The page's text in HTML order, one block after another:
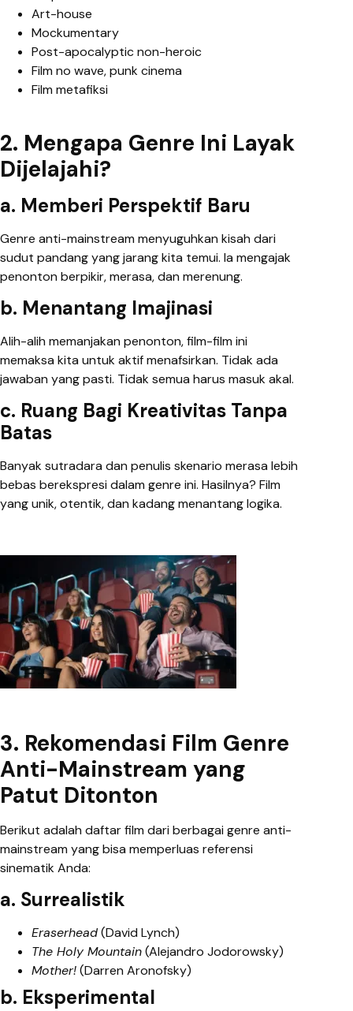
Art-house
Mockumentary
Post-apocalyptic non-heroic
Film no wave, punk cinema
Film metafiksi
2. Mengapa Genre Ini Layak
Dijelajahi?
a. Memberi Perspektif Baru
Genre anti-mainstream menyuguhkan kisah dari
sudut pandang yang jarang kita temui. Ia mengajak
penonton berpikir, merasa, dan merenung.
b. Menantang Imajinasi
Alih-alih memanjakan penonton, film-film ini
memaksa kita untuk aktif menafsirkan. Tidak ada
jawaban yang pasti. Tidak semua harus masuk akal.
c. Ruang Bagi Kreativitas Tanpa
Batas
Banyak sutradara dan penulis skenario merasa lebih
bebas berekspresi dalam genre ini. Hasilnya? Film
yang unik, otentik, dan kadang menantang logika.
3. Rekomendasi Film Genre
Anti-Mainstream yang
Patut Ditonton
Berikut adalah daftar film dari berbagai genre anti-
mainstream yang bisa memperluas referensi
sinematik Anda:
a. Surrealistik
Eraserhead(David Lynch)
The Holy Mountain(Alejandro Jodorowsky)
Mother!(Darren Aronofsky)
b. Eksperimental